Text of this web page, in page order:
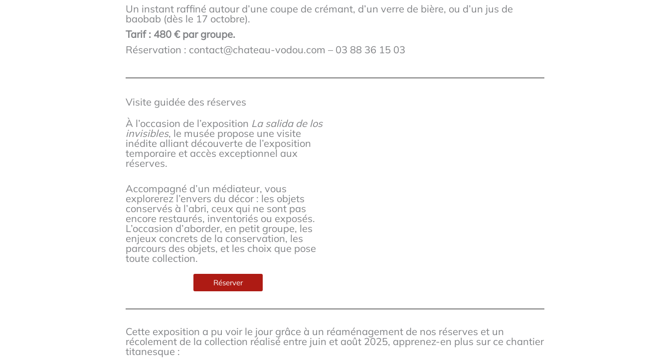
Un instant raffiné autour d’une coupe de crémant, d’un verre de bière, ou d’un jus de
baobab (dès le 17 octobre).
Tarif : 480 € par groupe.
Réservation : contact@chateau-vodou.com – 03 88 36 15 03
Visite guidée des réserves
À l’occasion de l’exposition La salida de los
invisibles, le musée propose une visite
inédite alliant découverte de l’exposition
temporaire et accès exceptionnel aux
réserves.
Accompagné d’un médiateur, vous
explorerez l’envers du décor : les objets
conservés à l’abri, ceux qui ne sont pas
encore restaurés, inventoriés ou exposés.
L’occasion d’aborder, en petit groupe, les
enjeux concrets de la conservation, les
parcours des objets, et les choix que pose
toute collection.
Réserver
Cette exposition a pu voir le jour grâce à un réaménagement de nos réserves et un
récolement de la collection réalisé entre juin et août 2025, apprenez-en plus sur ce chantier
titanesque :